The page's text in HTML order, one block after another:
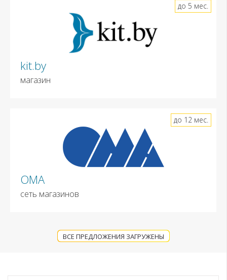
kit.by
магазин
до 5 мес.
ОМА
сеть магазинов
до 12 мес.
ВСЕ ПРЕДЛОЖЕНИЯ ЗАГРУЖЕНЫ